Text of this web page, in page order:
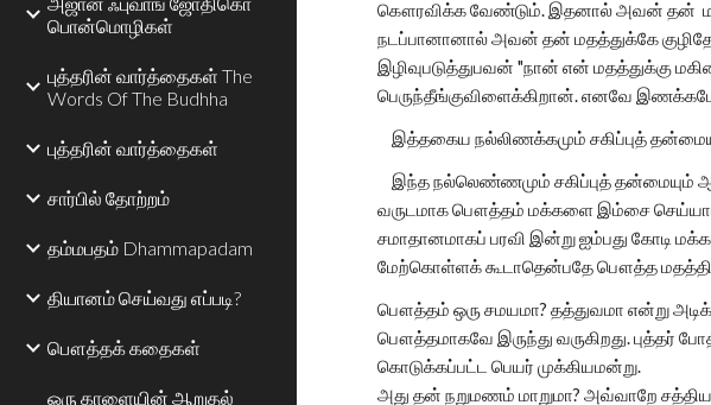
பொன்மொழிகள்
புத்தரின் வார்த்தைகள் The
Words Of The Budhha
புத்தரின் வார்த்தைகள்
சார்பில் தோற்றம்
தம்மபதம் Dhammapadam
தியானம் செய்வது எப்படி?
பௌத்தக் கதைகள்
ஒரு காளையின் ஆறுதல்
கௌரவிக்க வேண்டும். இதனால் அவன் தன்
நடப்பானானால் அவன் தன் மதத்துக்கே
இழிவுபடுத்துபவன் "நான் என் மதத்துக்கு
பெருந்தீங்குவிளைக்கிறான். எனவே இணக்கமே
இத்தகைய நல்லிணக்கமும் சகிப்புத்
இந்த நல்லெண்ணமும் சகிப்புத் தன்மையும்
வருடமாக பௌத்தம் மக்களை இம்சை
சமாதானமாகப் பரவி இன்று ஐம்பது கோடி
மேற்கொள்ளக் கூடாதென்பதே பௌத்த
பௌத்தம் ஒரு சமயமா? தத்துவமா என்று
பௌத்தமாகவே இருந்து வருகிறது. புத்தர்
கொடுக்கப்பட்ட பெயர்
அது தன் நறுமணம் மாறுமா? அவ்வாறே